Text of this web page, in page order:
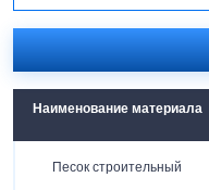
Наименование материала
Песок строительный